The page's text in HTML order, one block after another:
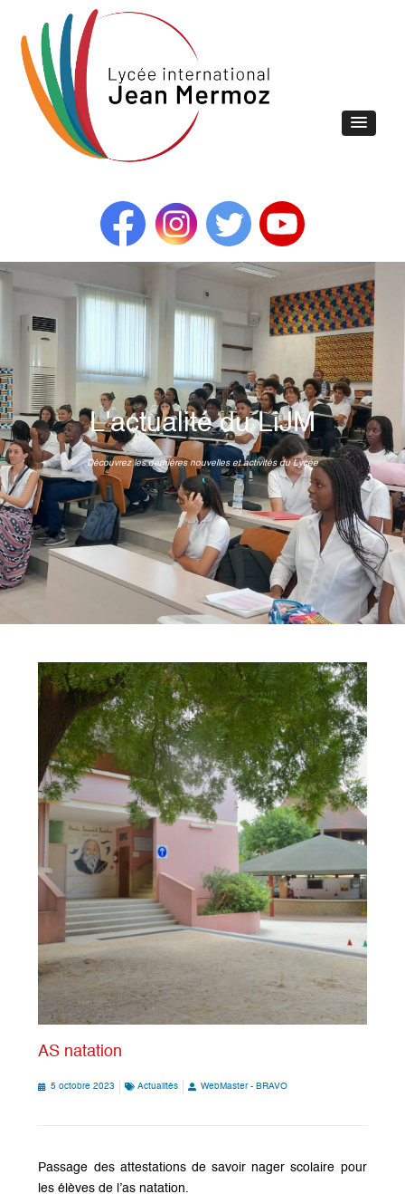
L'actualité du LiJM
Découvrez les dernières nouvelles et activités du Lycée
AS natation
5 octobre 2023 Actualités WebMaster - BRAVO
Passage des attestations de savoir nager scolaire pour
les élèves de l’as natation.